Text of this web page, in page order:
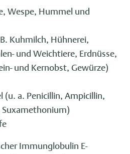
Wespe, Hummel und
Kuhmilch, Hühnerei,
und Weichtiere, Erdnüsse,
und Kernobst, Gewürze)
a. Penicillin, Ampicillin,
Immunglobulin E-